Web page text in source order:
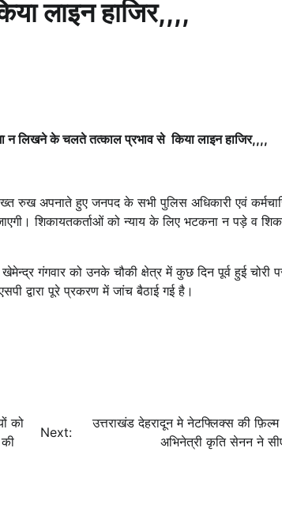
लाइन हाजिर,,,,
न लिखने के चलते तत्काल प्रभाव से किया लाइन हाजिर,,,,
अपनाते हुए जनपद के सभी पुलिस अधिकारी एवं
शिकायतकर्ताओं को न्याय के लिए भटकना न पड़े व
गंगवार को उनके चौकी क्षेत्र में कुछ दिन पूर्व हुई चोरी
द्वारा पूरे प्रकरण में जांच बैठाई गई है।
को
Next:
उत्तराखंड देहरादून मे नेटफ्लिक्स की फ़िल्म
अभिनेत्री कृति सेनन ने